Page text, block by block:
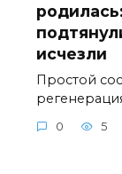
исчезли
Простой
0 5